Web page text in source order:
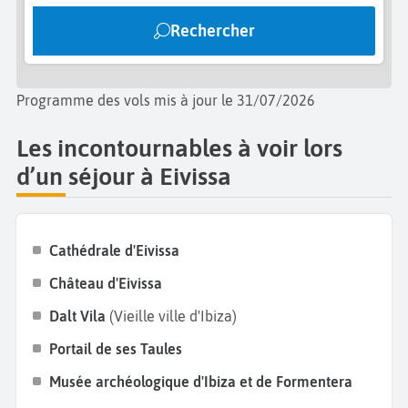
Pour accéder auxremparts de Dalt Vila, il est
nécessaire de passer par lePortal Nou.
pas de vous promener dans les ruelles pittoresques
bars branchés. Terminez vosvacances à Eivissa
une tarte au fromage de lait de brebis.
Rechercher
Programme des vols mis à jour le 31/07/2026
Les incontournables à voir lors
d’un séjour à Eivissa
Cathédrale d'Eivissa
Château d'Eivissa
Dalt Vila (Vieille ville d'Ibiza)
Portail de ses Taules
Musée archéologique d'Ibiza et de Formentera